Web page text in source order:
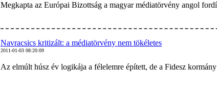
Megkapta az Európai Bizottság a magyar médiatörvény angol
Navracsics kritizált: a médiatörvény nem tökéletes
2011-01-03 08:20:09
Az elmúlt húsz év logikája a félelemre épített, de a Fidesz